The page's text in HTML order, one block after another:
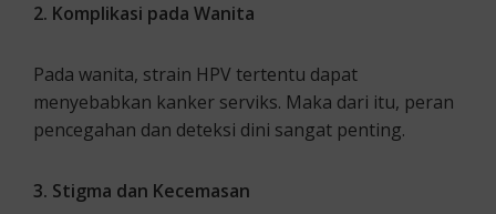
2. Komplikasi pada Wanita
Pada wanita, strain HPV tertentu dapat
menyebabkan kanker serviks. Maka dari itu, peran
pencegahan dan deteksi dini sangat penting.
3. Stigma dan Kecemasan